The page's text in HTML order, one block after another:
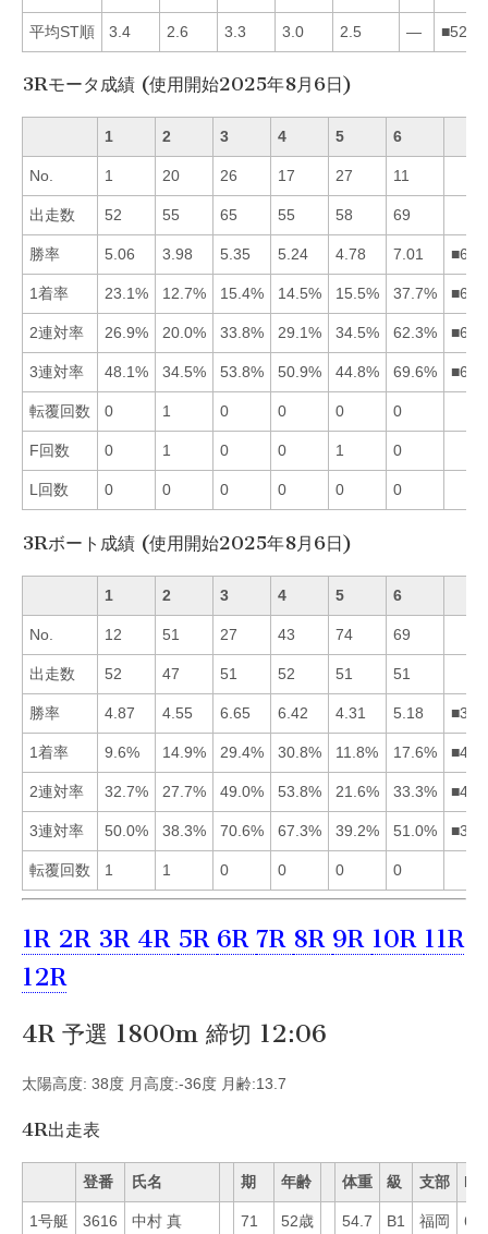
平均ST順 3.4 2.6 3.3 3.0 2.5 —
3Rモータ成績 (使用開始2025年8月6日)
1 2 3 4 5 6
No. 1 20 26 17 27 11
出走数 52 55 65 55 58 69
勝率 5.06 3.98 5.35 5.24 4.78 7.01
1着率 23.1% 12.7% 15.4% 14.5% 15.5% 37.7%
2連対率 26.9% 20.0% 33.8% 29.1% 34.5% 62.3%
3連対率 48.1% 34.5% 53.8% 50.9% 44.8% 69.6%
転覆回数 0 1 0 0 0 0
F回数 0 1 0 0 1 0
L回数 0 0 0 0 0 0
3Rボート成績 (使用開始2025年8月6日)
1 2 3 4 5 6
No. 12 51 27 43 74 69
出走数 52 47 51 52 51 51
勝率 4.87 4.55 6.65 6.42 4.31 5.18
1着率 9.6% 14.9% 29.4% 30.8% 11.8% 17.6%
2連対率 32.7% 27.7% 49.0% 53.8% 21.6% 33.3%
3連対率 50.0% 38.3% 70.6% 67.3% 39.2% 51.0%
転覆回数 1 1 0 0 0 0
1R 2R 3R 4R 5R 6R 7R 8R 9R 10R 11R
12R
4R 予選 1800m 締切 12:06
太陽高度: 38度 月高度:-36度 月齢:13.7
4R出走表
登番 氏名 期 年齢 体重 級 支部 Mo
1号艇 3616 中村 真 71 52歳 54.7 B1 福岡 61